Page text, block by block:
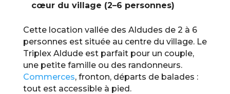
cœur du village (2–6 personnes)
Cette location vallée des Aldudes de 2 à 6
personnes est située au centre du village. Le
Triplex Aldude est parfait pour un couple,
une petite famille ou des randonneurs.
Commerces, fronton, départs de balades :
tout est accessible à pied.